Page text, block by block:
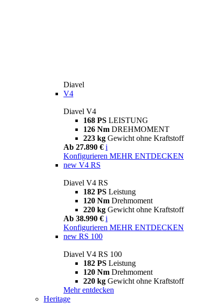
Diavel
V4
Diavel V4
168 PS LEISTUNG
126 Nm DREHMOMENT
223 kg Gewicht ohne Kraftstoff
Ab 27.890 € i
Konfigurieren MEHR ENTDECKEN
new V4 RS
Diavel V4 RS
182 PS Leistung
120 Nm Drehmoment
220 kg Gewicht ohne Kraftstoff
Ab 38.990 € i
Konfigurieren MEHR ENTDECKEN
new RS 100
Diavel V4 RS 100
182 PS Leistung
120 Nm Drehmoment
220 kg Gewicht ohne Kraftstoff
Mehr entdecken
Heritage